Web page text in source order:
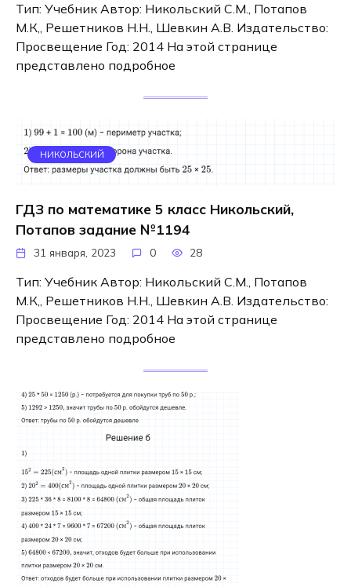
Тип: Учебник Автор: Никольский С.М., Потапов
М.К,, Решетников Н.Н., Шевкин А.В. Издательство:
Просвещение Год: 2014 На этой странице
представлено подробное
НИКОЛЬСКИЙ
ГДЗ по математике 5 класс Никольский,
Потапов задание №1194
31 января, 2023 0 28
Тип: Учебник Автор: Никольский С.М., Потапов
М.К,, Решетников Н.Н., Шевкин А.В. Издательство:
Просвещение Год: 2014 На этой странице
представлено подробное